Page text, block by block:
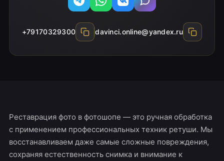
TelegramWhatsAppВконтакте
MAX
+79170329300 davinci.online@yandex.ru
Реставрация фото в фотошопе — это ручная обработка
с применением профессиональных техник ретуши. Мы
восстанавливаем даже самые сложные повреждения,
сохраняя естественность снимка и внимание к